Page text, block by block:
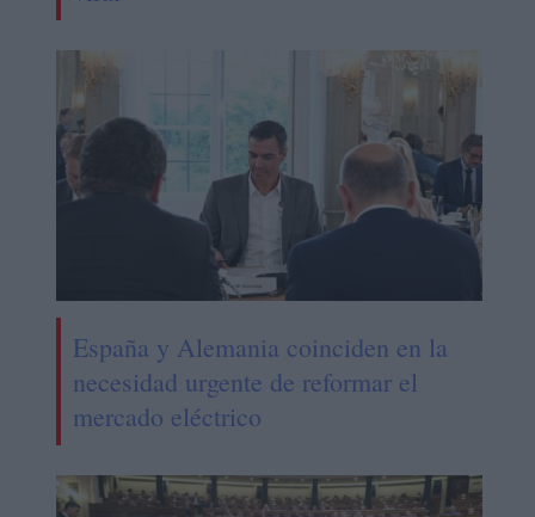
España y Alemania coinciden en la
necesidad urgente de reformar el
mercado eléctrico